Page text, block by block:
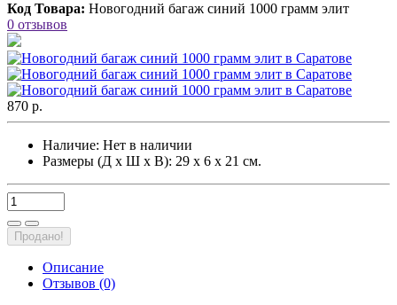
Код Товара: Новогодний багаж синий 1000 грамм элит
0 отзывов
870 р.
Наличие: Нет в наличии
Размеры (Д х Ш х В): 29 х 6 х 21 см.
Продано!
Описание
Отзывов (0)